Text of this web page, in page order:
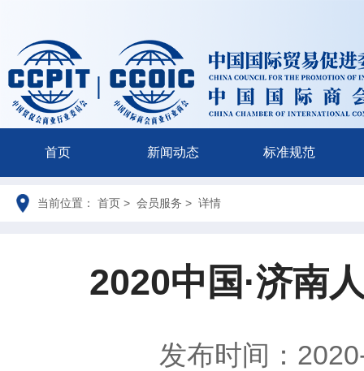
首页 新闻动态 标准规范
当前位置： 首页 > 会员服务 > 详情
2020中国·济南
发布时间：